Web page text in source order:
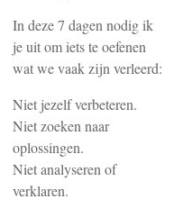
In deze 7 dagen nodig ik
je uit om iets te oefenen
wat we vaak zijn verleerd:
Niet jezelf verbeteren.
Niet zoeken naar
oplossingen.
Niet analyseren of
verklaren.